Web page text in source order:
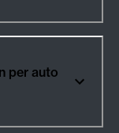
per auto